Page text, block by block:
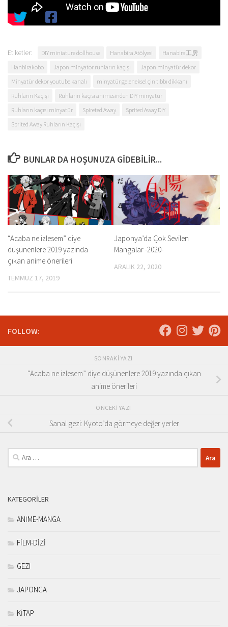
Etiketler: DIY miniature dollhouse Hanabira Atölyesi
Hanabira工房
Hanbirakobo
Japon minyator ruhların kaçışı
Japon minyatür dekor
Minyatür dekor youtube kanalı
minyatür geleneksel çin tıbbı dikkanı
Ruhların Kaçışı
Ruhların kaçısı animesinden DIY minyatür
Ruhların kaçısı minyatür
Spireted Away
Sprited Away DIY
Sprited Away Ruhların Kaçışı
BUNLAR DA HOŞUNUZA GIDEBILIR...
“Acaba ne izlesem” diye
düşünenlere 2019 yazında
çıkan anime önerileri
TEMMUZ 17, 2019
Japonya’da Çok Sevilen
Mangalar -2020-
ARALIK 22, 2020
FOLLOW:
SONRAKI YAZI
“Acaba ne izlesem” diye düşünenlere 2019 yazında çıkan
anime önerileri
ÖNCEKI YAZI
Sanal gezi: Kyoto’da görmeye değer yerler
Arama:
KATEGORILER
ANİME-MANGA
FİLM-DİZİ
GEZI
JAPONCA
KİTAP